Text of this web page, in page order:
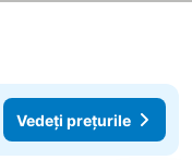
Vedeți prețurile